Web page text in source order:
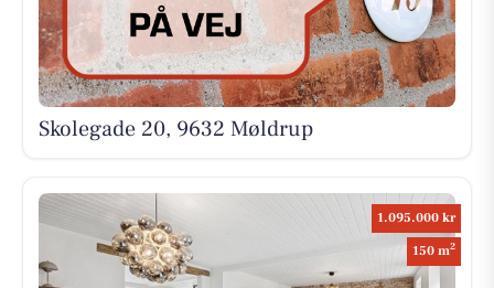
Skolegade 20, 9632 Møldrup
1.095.000 kr
150 m2